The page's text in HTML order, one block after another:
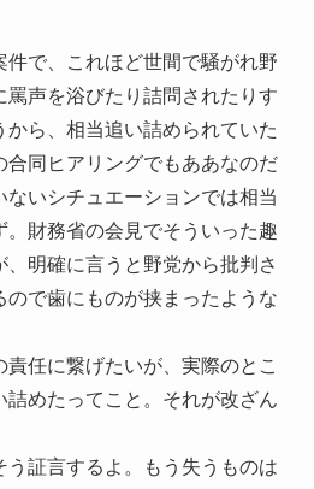
で、これほど世間で騒がれ野
罵声を浴びたり詰問されたりす
から、相当追い詰められていた
合同ヒアリングでもああなのだ
いシチュエーションでは相当
。財務省の会見でそういった趣
、明確に言うと野党から批判さ
ので歯にものが挟まったような
任に繋げたいが、実際のとこ
詰めたってこと。それが改ざん
証言するよ。もう失うものは